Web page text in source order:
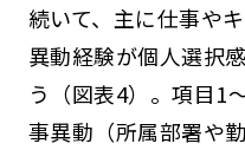
続いて、主に仕事や
異動経験が個人選択
う（図表4）。項目1
事異動（所属部署や